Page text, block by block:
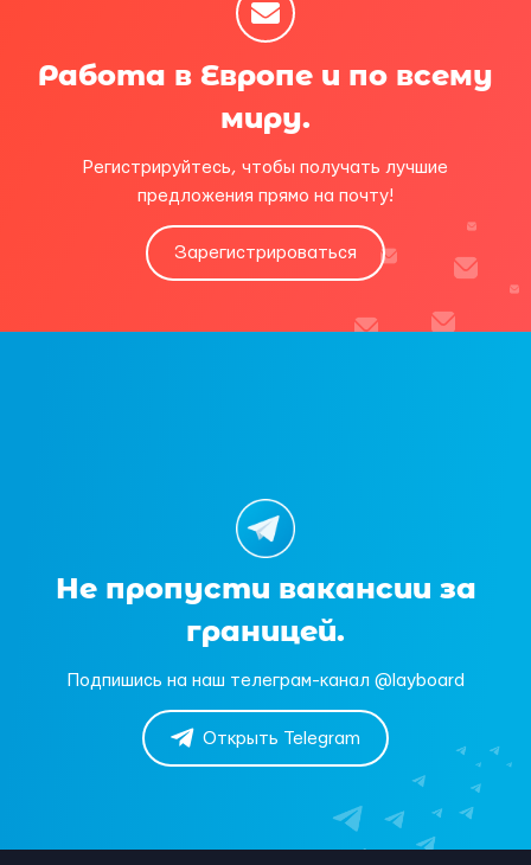
Работа в Европе и по всему
миру.
Регистрируйтесь, чтобы получать лучшие
предложения прямо на почту!
Зарегистрироваться
Не пропусти вакансии за
границей.
Подпишись на наш телеграм-канал @layboard
Открыть Telegram